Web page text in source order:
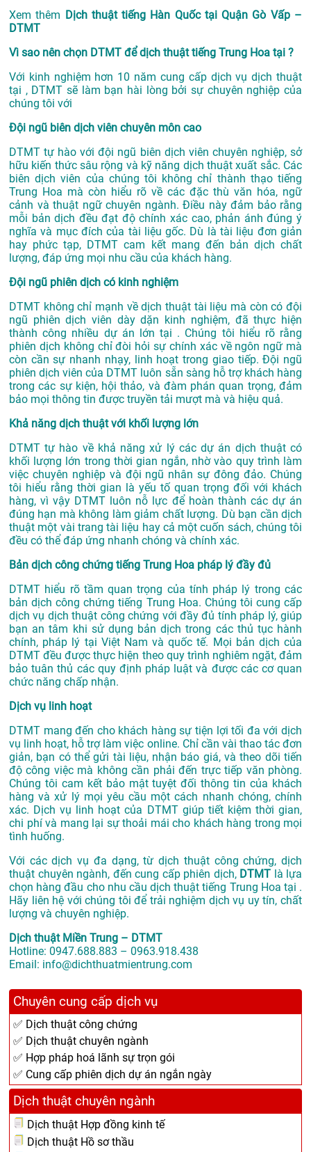
Xem thêm Dịch thuật tiếng Hàn Quốc tại Quận Gò Vấp –
DTMT
Vì sao nên chọn DTMT để dịch thuật tiếng Trung Hoa tại ?
Với kinh nghiệm hơn 10 năm cung cấp dịch vụdịch thuật
tại , DTMT sẽ làm bạn hài lòng bởi sự chuyên nghiệp của
chúng tôi với
Đội ngũ biên dịch viên chuyên môn cao
DTMT tự hào với đội ngũ biên dịch viên chuyên nghiệp, sở
hữu kiến thức sâu rộng và kỹ năng dịch thuật xuất sắc. Các
biên dịch viên của chúng tôi không chỉ thành thạo tiếng
Trung Hoa mà còn hiểu rõ về các đặc thù văn hóa, ngữ
cảnh và thuật ngữ chuyên ngành. Điều này đảm bảo rằng
mỗi bản dịch đều đạt độ chính xác cao, phản ánh đúng ý
nghĩa và mục đích của tài liệu gốc. Dù là tài liệu đơn giản
hay phức tạp, DTMT cam kết mang đến bản dịch chất
lượng, đáp ứng mọi nhu cầu của khách hàng.
Đội ngũ phiên dịch có kinh nghiệm
DTMT không chỉ mạnh về dịch thuật tài liệu mà còn có đội
ngũ phiên dịch viên dày dặn kinh nghiệm, đã thực hiện
thành công nhiều dự án lớn tại . Chúng tôi hiểu rõ rằng
phiên dịch không chỉ đòi hỏi sự chính xác về ngôn ngữ mà
còn cần sự nhanh nhạy, linh hoạt trong giao tiếp. Đội ngũ
phiên dịch viên của DTMT luôn sẵn sàng hỗ trợ khách hàng
trong các sự kiện, hội thảo, và đàm phán quan trọng, đảm
bảo mọi thông tin được truyền tải mượt mà và hiệu quả.
Khả năng dịch thuật với khối lượng lớn
DTMT tự hào về khả năng xử lý các dự án dịch thuật có
khối lượng lớn trong thời gian ngắn, nhờ vào quy trình làm
việc chuyên nghiệp và đội ngũ nhân sự đông đảo. Chúng
tôi hiểu rằng thời gian là yếu tố quan trọng đối với khách
hàng, vì vậy DTMT luôn nỗ lực để hoàn thành các dự án
đúng hạn mà không làm giảm chất lượng. Dù bạn cần dịch
thuật một vài trang tài liệu hay cả một cuốn sách, chúng tôi
đều có thể đáp ứng nhanh chóng và chính xác.
Bản dịch công chứng tiếng Trung Hoa pháp lý đầy đủ
DTMT hiểu rõ tầm quan trọng của tính pháp lý trong các
bản dịch công chứng tiếng Trung Hoa. Chúng tôi cung cấp
dịch vụ dịch thuật công chứng với đầy đủ tính pháp lý, giúp
bạn an tâm khi sử dụng bản dịch trong các thủ tục hành
chính, pháp lý tại Việt Nam và quốc tế. Mọi bản dịch của
DTMT đều được thực hiện theo quy trình nghiêm ngặt, đảm
bảo tuân thủ các quy định pháp luật và được các cơ quan
chức năng chấp nhận.
Dịch vụ linh hoạt
DTMT mang đến cho khách hàng sự tiện lợi tối đa với dịch
vụ linh hoạt, hỗ trợ làm việc online. Chỉ cần vài thao tác đơn
giản, bạn có thể gửi tài liệu, nhận báo giá, và theo dõi tiến
độ công việc mà không cần phải đến trực tiếp văn phòng.
Chúng tôi cam kết bảo mật tuyệt đối thông tin của khách
hàng và xử lý mọi yêu cầu một cách nhanh chóng, chính
xác. Dịch vụ linh hoạt của DTMT giúp tiết kiệm thời gian,
chi phí và mang lại sự thoải mái cho khách hàng trong mọi
tình huống.
Với các dịch vụ đa dạng, từ dịch thuật công chứng, dịch
thuật chuyên ngành, đến cung cấp phiên dịch, DTMT là lựa
chọn hàng đầu cho nhu cầu dịch thuật tiếng Trung Hoa tại .
Hãy liên hệ với chúng tôi để trải nghiệm dịch vụ uy tín, chất
lượng và chuyên nghiệp.
Dịch thuật Miền Trung – DTMT
Hotline: 0947.688.883 – 0963.918.438
Email: info@dichthuatmientrung.com
Chuyên cung cấp dịch vụ
✅ Dịch thuật công chứng
✅ Dịch thuật chuyên ngành
✅ Hợp pháp hoá lãnh sự trọn gói
✅ Cung cấp phiên dịch dự án ngắn ngày
Dịch thuật chuyên ngành
Dịch thuật Hợp đồng kinh tế
Dịch thuật Hồ sơ thầu